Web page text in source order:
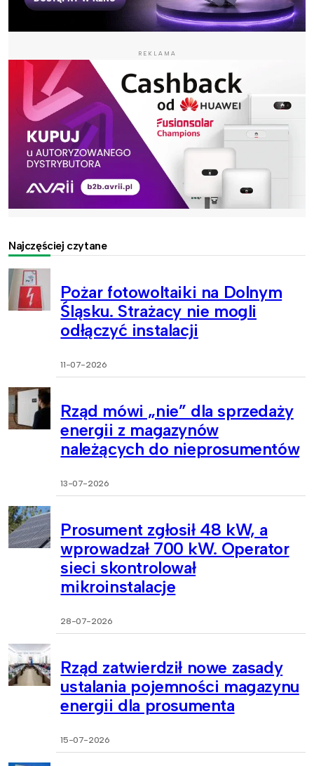
REKLAMA
Najczęściej czytane
Pożar fotowoltaiki na Dolnym
Śląsku. Strażacy nie mogli
odłączyć instalacji
11-07-2026
Rząd mówi „nie” dla sprzedaży
energii z magazynów
należących do nieprosumentów
13-07-2026
Prosument zgłosił 48 kW, a
wprowadzał 700 kW. Operator
sieci skontrolował
mikroinstalacje
28-07-2026
Rząd zatwierdził nowe zasady
ustalania pojemności magazynu
energii dla prosumenta
15-07-2026